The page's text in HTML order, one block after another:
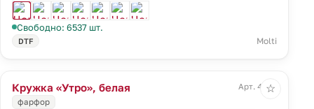
Свободно: 6537 шт.
DTF Molti
Кружка «Утро», белая
Арт. 4663
фарфор
☆